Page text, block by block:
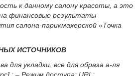
к данному салону красоты, а это
финансовые результаты
салона-парикмахерской «Точка
ИСТОЧНИКОВ
для укладки: все для образа а-ля